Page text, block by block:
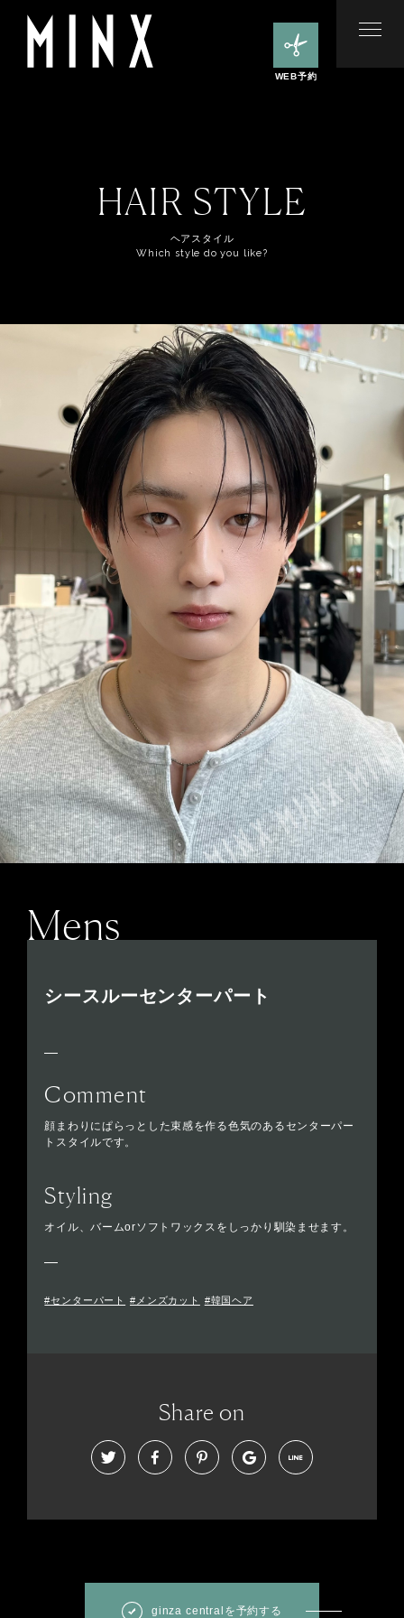
WEB予約
HAIR STYLE
ヘアスタイル
Which style do you like?
Mens
シースルーセンターパート
Comment
顔まわりにぱらっとした束感を作る色気のあるセンターパー
トスタイルです。
Styling
オイル、バームorソフトワックスをしっかり馴染ませます。
#センターパート #メンズカット #韓国ヘア
Share on
ginza centralを予約する